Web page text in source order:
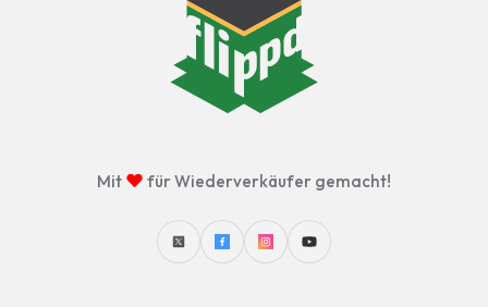
Mit ♥ für Wiederverkäufer gemacht!